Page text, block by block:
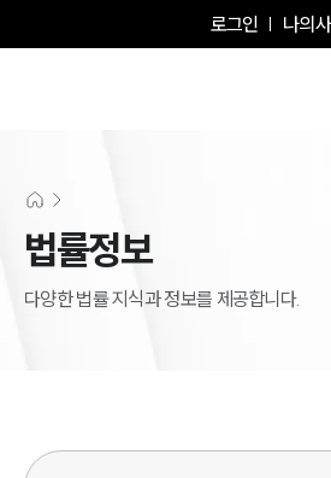
로그인 나의
법률정보
다양한 법률 지식과 정보를 제공합니다.